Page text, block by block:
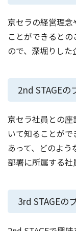
京セラの経営理
ことができると
ので、深堀りした
2nd STAGEの
京セラ社員との
いて知ることが
あって、どのよ
部署に所属する社
3rd STAGEの